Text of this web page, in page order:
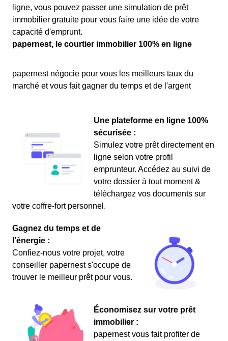
ligne, vous pouvez passer une simulation de prêt
immobilier gratuite pour vous faire une idée de votre
capacité d'emprunt.
papernest, le courtier immobilier 100% en ligne
papernest négocie pour vous les meilleurs taux du
marché et vous fait gagner du temps et de l'argent
Une plateforme en ligne 100%
sécurisée :
Simulez votre prêt directement en
ligne selon votre profil
emprunteur. Accédez au suivi de
votre dossier à tout moment &
téléchargez vos documents sur
votre coffre-fort personnel.
Gagnez du temps et de
l'énergie :
Confiez-nous votre projet, votre
conseiller papernest s'occupe de
trouver le meilleur prêt pour vous.
Économisez sur votre prêt
immobilier :
papernest vous fait profiter de